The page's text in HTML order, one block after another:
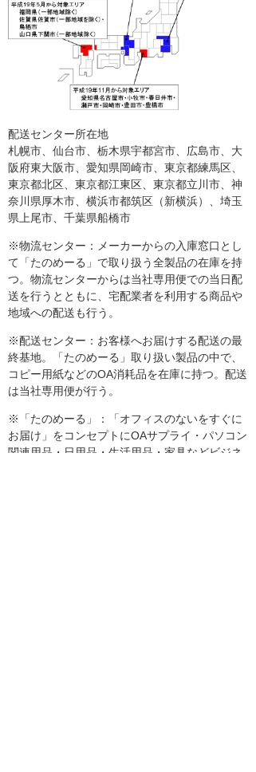
配送センター所在地
札幌市、仙台市、栃木県宇都宮市、広島市、大
阪府東大阪市、愛知県岡崎市、東京都練馬区、
東京都北区、東京都江東区、東京都立川市、神
奈川県厚木市、横浜市都筑区（新横浜）、埼玉
県上尾市、千葉県船橋市
※物流センター：メーカーからの入庫窓口とし
て「たのめーる」で取り扱う全製品の在庫を持
つ。物流センターからは当社専用便での当日配
送を行うとともに、宅配業者を利用する商品や
地域への配送も行う。
※配送センター：お客様へお届けする配送の最
終基地。「たのめーる」取り扱い製品の中で、
コピー用紙などのOA消耗品を在庫に持つ。配送
は当社専用便が行う。
※「たのめーる」：「オフィスのないをすぐに
お届け」をコンセプトにOAサプライ・パソコン
関連用品・日用品・生活用品・家具などビジネ